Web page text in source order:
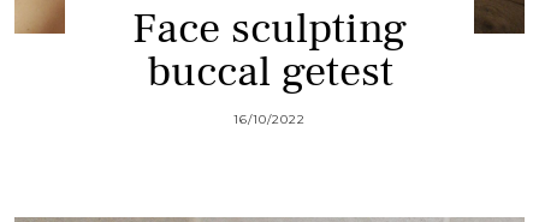
Face sculpting
buccal getest
16/10/2022